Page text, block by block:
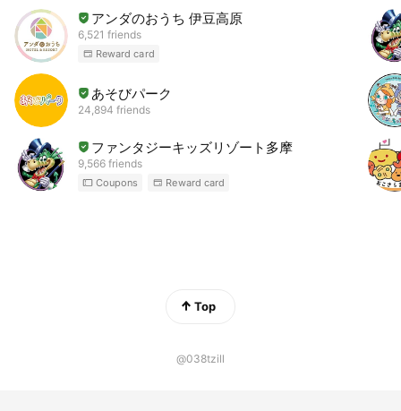
アンダのおうち 伊豆高原
6,521 friends
Reward card
あそびパーク
24,894 friends
ファンタジーキッズリゾート多摩
9,566 friends
Coupons Reward card
Top
@038tzill